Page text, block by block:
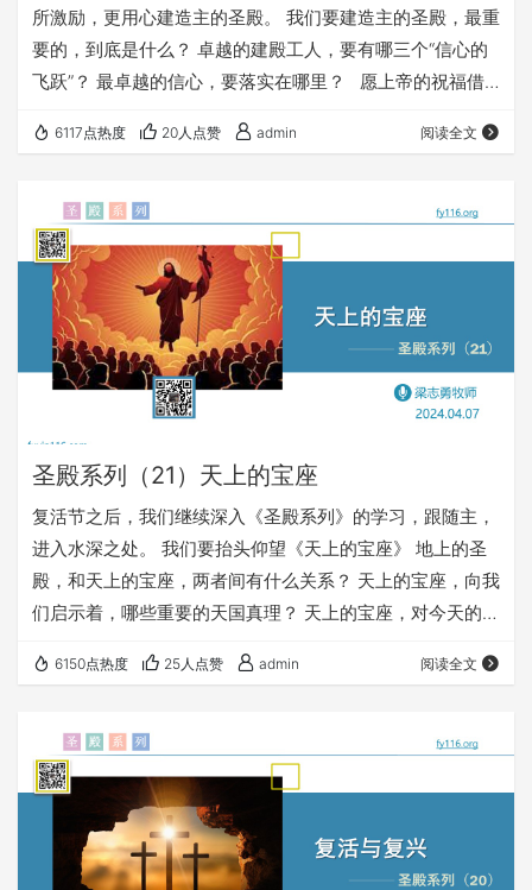
所激励，更用心建造主的圣殿。 我们要建造主的圣殿，最重
要的，到底是什么？ 卓越的建殿工人，要有哪三个“信心的
飞跃”？ 最卓越的信心，要落实在哪里？ 愿上帝的祝福借
听： 《信心的飞跃》 https://fy116.org/npa9 您也可以点
信息： 争战得地（16）跨过约旦河 祭坛系列（8）基甸的祭
坛 以利亚（11）门徒三站 …
6117点热度 20人点赞 admin 阅读全文
圣殿系列（21）天上的宝座
复活节之后，我们继续深入《圣殿系列》的学习，跟随主，
进入水深之处。 我们要抬头仰望《天上的宝座》 地上的圣
殿，和天上的宝座，两者间有什么关系？ 天上的宝座，向我
们启示着，哪些重要的天国真理？ 天上的宝座，对今天的我
临到每一个认真聆听的灵魂。 欢迎您收听： 《天上的宝
温之前的信息： 《圣殿系列》 ⚠️⚠️⚠️ 注意 ⚠️⚠️⚠️ 因为微
信会有较严苛无理的屏…
6150点热度 25人点赞 admin 阅读全文